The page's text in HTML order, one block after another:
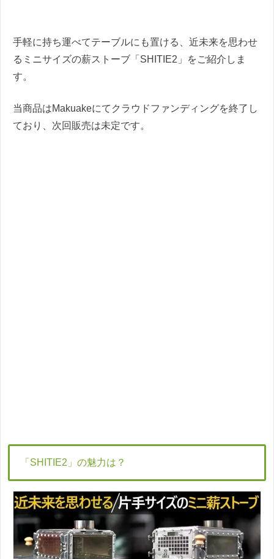
手軽に持ち運べてテーブルにも置ける、近未来を思わせ
るミニサイズの薪ストーブ「SHITIE2」をご紹介しま
す。
当商品はMakuakeにてクラウドファンディングを終了し
ており、次回販売は未定です。
「SHITIE2」の魅力は？